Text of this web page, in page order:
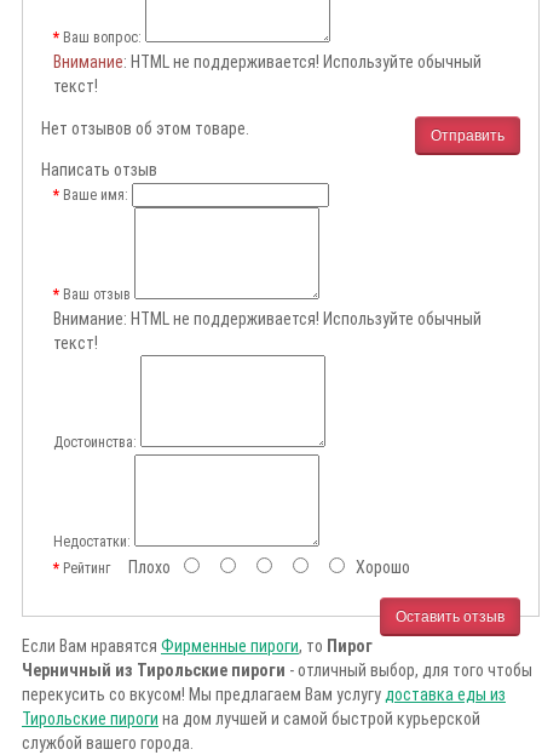
Ваш вопрос:
Внимание: HTML не поддерживается! Используйте обычный
текст!
Отправить
Нет отзывов об этом товаре.
Написать отзыв
Ваше имя:
Ваш отзыв
Внимание: HTML не поддерживается! Используйте обычный
текст!
Достоинства:
Недостатки:
РейтингПлохо Хорошо
Оставить отзыв
Если Вам нравятся Фирменные пироги, то Пирог
Черничный из Тирольские пироги - отличный выбор, для того чтобы
перекусить со вкусом! Мы предлагаем Вам услугу доставка еды из
Тирольские пироги на дом лучшей и самой быстрой курьерской
службой вашего города.